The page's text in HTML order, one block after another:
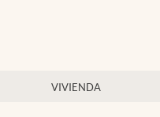
VIVIENDA